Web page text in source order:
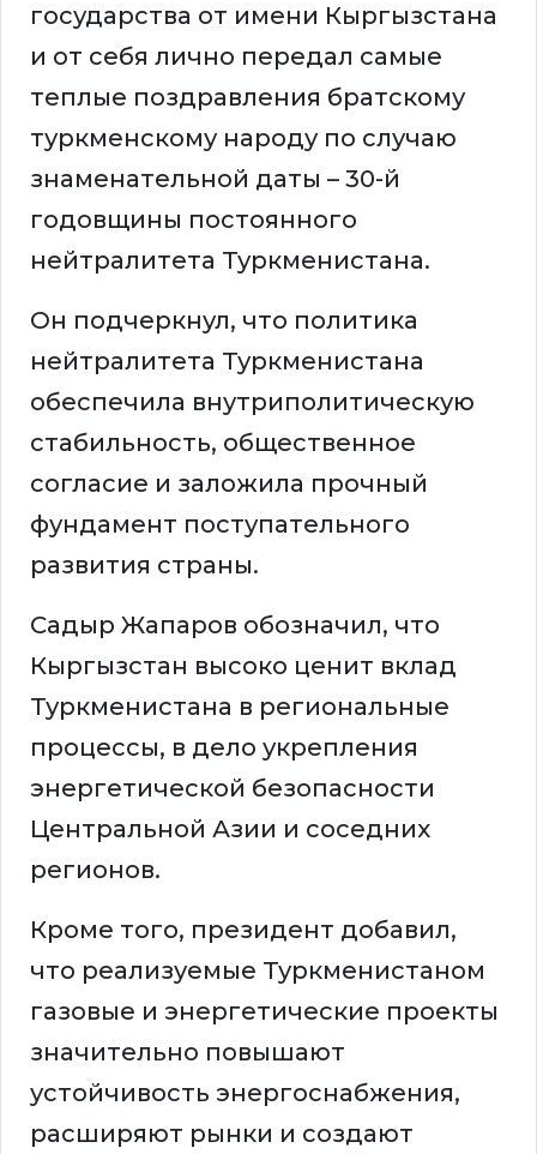
государства от имени Кыргызстана
и от себя лично передал самые
теплые поздравления братскому
туркменскому народу по случаю
знаменательной даты – 30-й
годовщины постоянного
нейтралитета Туркменистана.
Он подчеркнул, что политика
нейтралитета Туркменистана
обеспечила внутриполитическую
стабильность, общественное
согласие и заложила прочный
фундамент поступательного
развития страны.
Садыр Жапаров обозначил, что
Кыргызстан высоко ценит вклад
Туркменистана в региональные
процессы, в дело укрепления
энергетической безопасности
Центральной Азии и соседних
регионов.
Кроме того, президент добавил,
что реализуемые Туркменистаном
газовые и энергетические проекты
значительно повышают
устойчивость энергоснабжения,
расширяют рынки и создают